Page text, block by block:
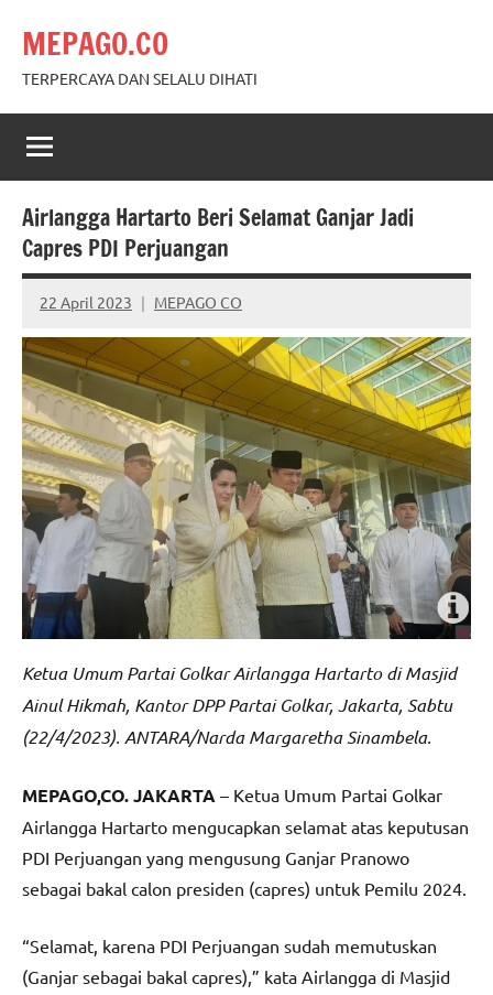
content
MEPAGO.CO
TERPERCAYA DAN SELALU DIHATI
Airlangga Hartarto Beri Selamat Ganjar Jadi
Capres PDI Perjuangan
22 April 2023 MEPAGO CO
No
comments
Ketua Umum Partai Golkar Airlangga Hartarto di Masjid
Ainul Hikmah, Kantor DPP Partai Golkar, Jakarta, Sabtu
(22/4/2023). ANTARA/Narda Margaretha Sinambela.
MEPAGO,CO. JAKARTA – Ketua Umum Partai Golkar
Airlangga Hartarto mengucapkan selamat atas keputusan
PDI Perjuangan yang mengusung Ganjar Pranowo
sebagai bakal calon presiden (capres) untuk Pemilu 2024.
“Selamat, karena PDI Perjuangan sudah memutuskan
(Ganjar sebagai bakal capres),” kata Airlangga di Masjid